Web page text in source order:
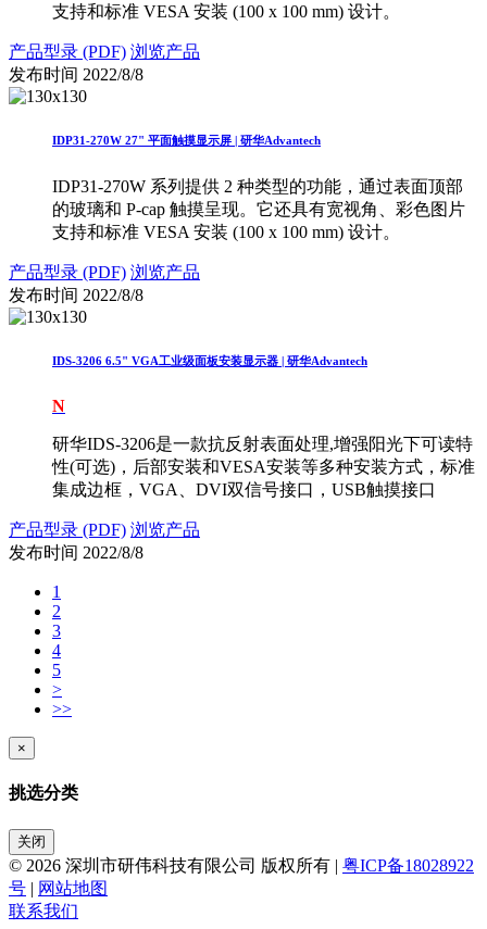
支持和标准 VESA 安装 (100 x 100 mm) 设计。
产品型录 (PDF) 浏览产品
发布时间 2022/8/8
IDP31-270W 27" 平面触摸显示屏 | 研华Advantech
IDP31-270W 系列提供 2 种类型的功能，通过表面顶部
的玻璃和 P-cap 触摸呈现。它还具有宽视角、彩色图片
支持和标准 VESA 安装 (100 x 100 mm) 设计。
产品型录 (PDF) 浏览产品
发布时间 2022/8/8
IDS-3206 6.5" VGA工业级面板安装显示器 | 研华Advantech
N
研华IDS-3206是一款抗反射表面处理,增强阳光下可读特
性(可选)，后部安装和VESA安装等多种安装方式，标准
集成边框，VGA、DVI双信号接口，USB触摸接口
产品型录 (PDF) 浏览产品
发布时间 2022/8/8
1
2
3
4
5
>
>>
×
挑选分类
关闭
© 2026 深圳市研伟科技有限公司 版权所有 | 粤ICP备18028922
号 | 网站地图
联系我们